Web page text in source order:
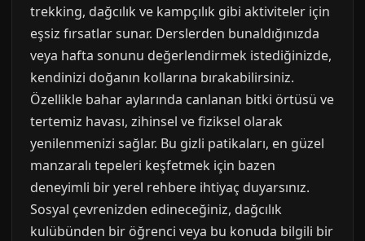
trekking, dağcılık ve kampçılık gibi aktiviteler için
eşsiz fırsatlar sunar. Derslerden bunaldığınızda
veya hafta sonunu değerlendirmek istediğinizde,
kendinizi doğanın kollarına bırakabilirsiniz.
Özellikle bahar aylarında canlanan bitki örtüsü ve
tertemiz havası, zihinsel ve fiziksel olarak
yenilenmenizi sağlar. Bu gizli patikaları, en güzel
manzaralı tepeleri keşfetmek için bazen
deneyimli bir yerel rehbere ihtiyaç duyarsınız.
Sosyal çevrenizden edineceğiniz, dağcılık
kulübünden bir öğrenci veya bu konuda bilgili bir